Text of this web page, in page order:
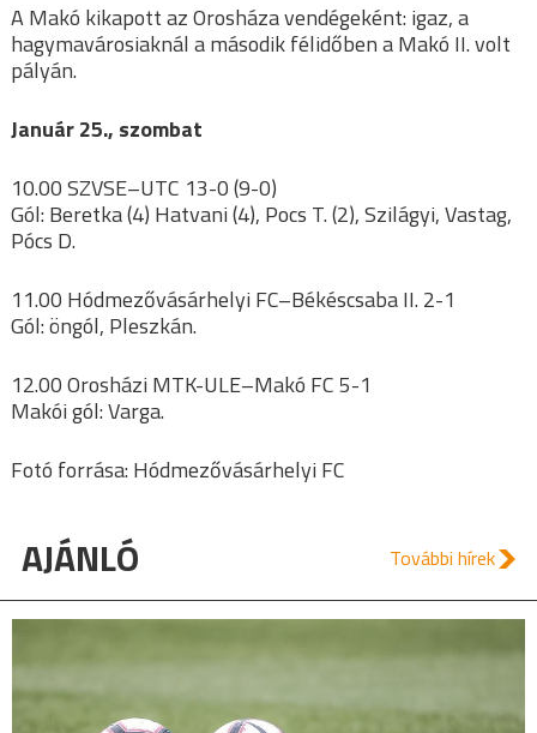
A Makó kikapott az Orosháza vendégeként: igaz, a
hagymavárosiaknál a második félidőben a Makó II. volt
pályán.
Január 25., szombat
10.00 SZVSE–UTC 13-0 (9-0)
Gól: Beretka (4) Hatvani (4), Pocs T. (2), Szilágyi, Vastag,
Pócs D.
11.00 Hódmezővásárhelyi FC–Békéscsaba II. 2-1
Gól: öngól, Pleszkán.
12.00 Orosházi MTK-ULE–Makó FC 5-1
Makói gól: Varga.
Fotó forrása: Hódmezővásárhelyi FC
AJÁNLÓ További hírek